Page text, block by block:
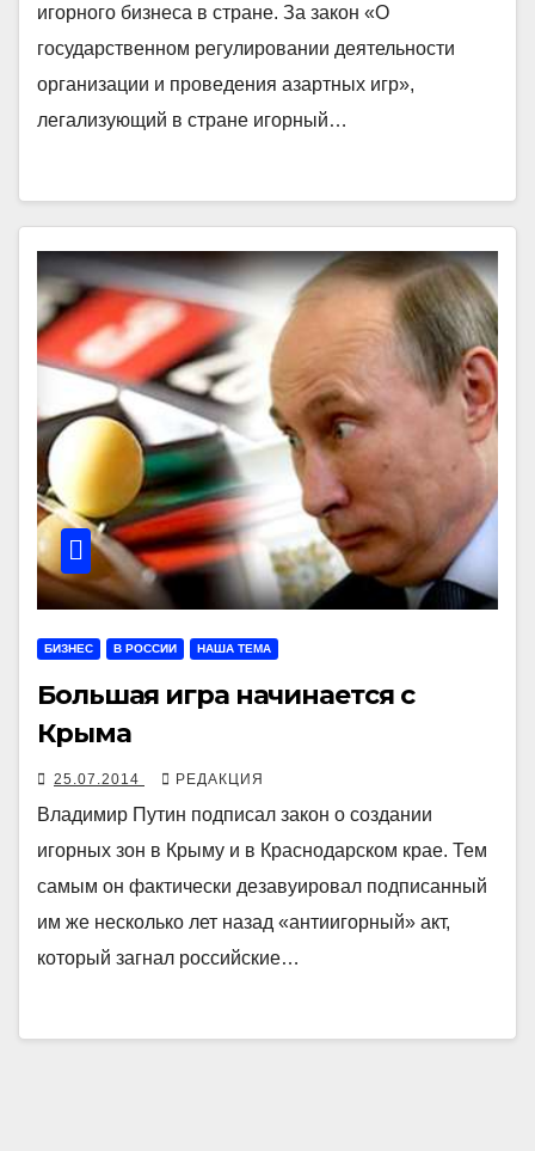
игорного бизнеса в стране. За закон «О
государственном регулировании деятельности
организации и проведения азартных игр»,
легализующий в стране игорный…
БИЗНЕС В РОССИИ НАША ТЕМА
Большая игра начинается с
Крыма
25.07.2014 РЕДАКЦИЯ
Владимир Путин подписал закон о создании
игорных зон в Крыму и в Краснодарском крае. Тем
самым он фактически дезавуировал подписанный
им же несколько лет назад «антиигорный» акт,
который загнал российские…